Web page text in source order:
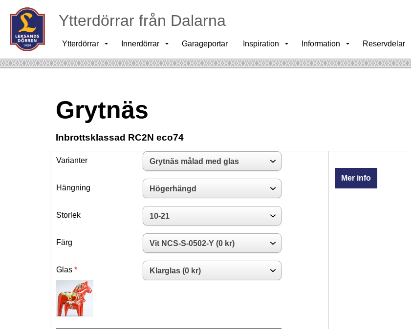
Ytterdörrar från Dalarna
Ytterdörrar Innerdörrar Garageportar Inspiration Information Reservdelar
Grytnäs
Inbrottsklassad RC2N eco74
Varianter
Hängning
Storlek
Färg
Glas
Mer info